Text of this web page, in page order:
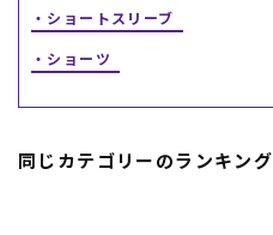
サーフTOP
ショートスリーブ
ショーツ
同じカテゴリーのランキング